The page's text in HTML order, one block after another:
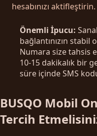
hesabınızı aktifleştirin.
Önemli İpucu:
bağlantınızın
Numara size tahsis
10-15 dakikalık bir
süre içinde SMS
BUSQO Mobil
Tercih